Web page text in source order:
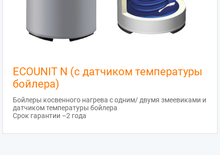
ECOUNIT N (с датчиком температуры
бойлера)
Бойлеры косвенного нагрева с одним/ двумя змеевиками и
датчиком температуры бойлера
Срок гарантии –2 года